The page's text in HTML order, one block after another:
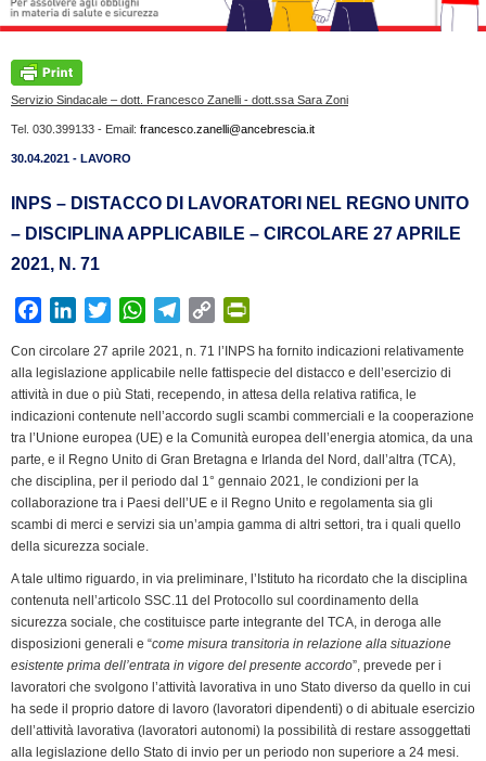
Servizio Sindacale – dott. Francesco Zanelli - dott.ssa Sara Zoni
Tel. 030.399133 - Email: francesco.zanelli@ancebrescia.it
30.04.2021 - LAVORO
INPS – DISTACCO DI LAVORATORI NEL REGNO UNITO
– DISCIPLINA APPLICABILE – CIRCOLARE 27 APRILE
2021, N. 71
c
e
b
o
o
k
n
k
e
d
I
n
i
t
t
e
r
W
a
t
s
A
p
p
l
e
g
r
a
m
C
p
y
L
i
n
k
i
n
t
F
r
i
e
d
l
y
Con circolare 27 aprile 2021, n. 71 l’INPS ha fornito indicazioni relativamente
alla legislazione applicabile nelle fattispecie del distacco e dell’esercizio di
attività in due o più Stati, recependo, in attesa della relativa ratifica, le
indicazioni contenute nell’accordo sugli scambi commerciali e la cooperazione
tra l’Unione europea (UE) e la Comunità europea dell’energia atomica, da una
parte, e il Regno Unito di Gran Bretagna e Irlanda del Nord, dall’altra (TCA),
che disciplina, per il periodo dal 1° gennaio 2021, le condizioni per la
collaborazione tra i Paesi dell’UE e il Regno Unito e regolamenta sia gli
scambi di merci e servizi sia un’ampia gamma di altri settori, tra i quali quello
della sicurezza sociale.
A tale ultimo riguardo, in via preliminare, l’Istituto ha ricordato che la disciplina
contenuta nell’articolo SSC.11 del Protocollo sul coordinamento della
sicurezza sociale, che costituisce parte integrante del TCA, in deroga alle
disposizioni generali e “come misura transitoria in relazione alla situazione
esistente prima dell’entrata in vigore del presente accordo”, prevede per i
lavoratori che svolgono l’attività lavorativa in uno Stato diverso da quello in cui
ha sede il proprio datore di lavoro (lavoratori dipendenti) o di abituale esercizio
dell’attività lavorativa (lavoratori autonomi) la possibilità di restare assoggettati
alla legislazione dello Stato di invio per un periodo non superiore a 24 mesi.